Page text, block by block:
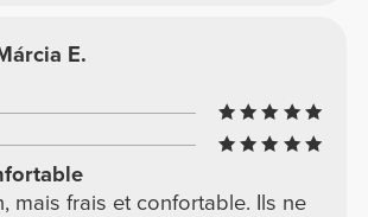
E.
mais frais et confortable. Ils ne